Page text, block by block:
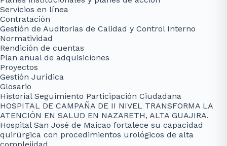
Servicios en línea
Contratación
Gestión de Auditorias de Calidad y Control Interno
Normatividad
Rendición de cuentas
Plan anual de adquisiciones
Proyectos
Gestión Jurídica
Glosario
Historial Seguimiento Participación Ciudadana
HOSPITAL DE CAMPAÑA DE II NIVEL TRANSFORMA LA
ATENCIÓN EN SALUD EN NAZARETH, ALTA GUAJIRA.
Hospital San José de Maicao fortalece su capacidad
quirúrgica con procedimientos urológicos de alta